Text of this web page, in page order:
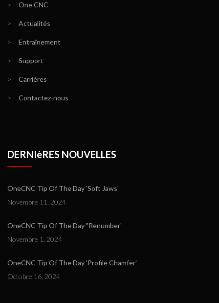
> One CNC
> Actualités
> Entraînement
> Support
> Carrières
> Contactez-nous
DERNIèRES NOUVELLES
OneCNC Tip Of The Day 'Soft Jaws'
Novembre 11, 2024
OneCNC Tip Of The Day "Renumber'
Novembre 1, 2024
OneCNC Tip Of The Day 'Profile Chamfer'
Octobre 16, 2024